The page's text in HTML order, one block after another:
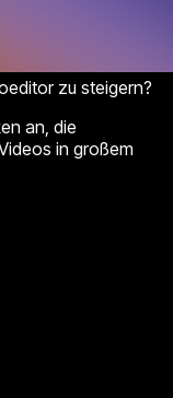
zu steigern?
an, die
in großem